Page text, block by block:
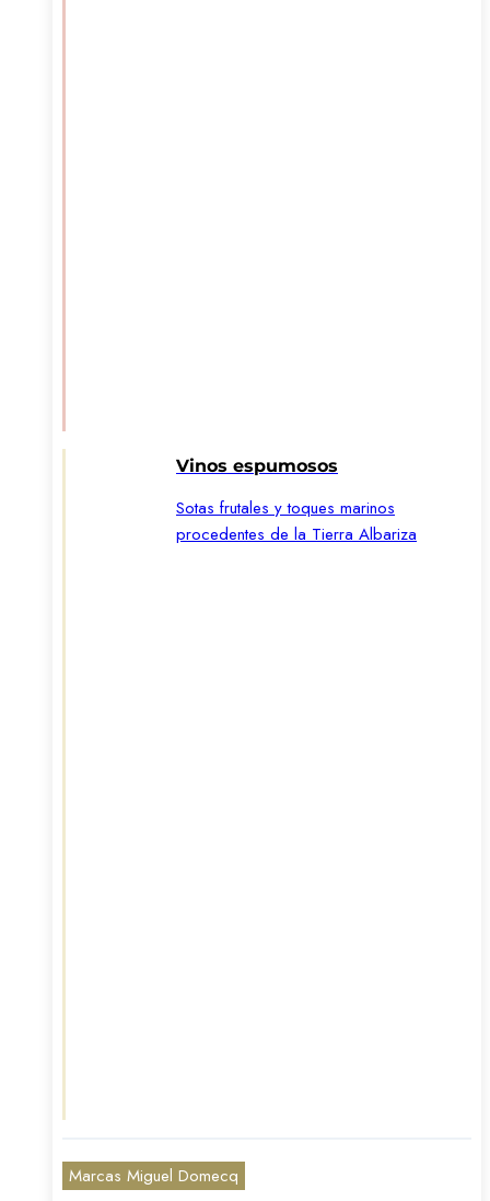
Vinos espumosos
Sotas frutales y toques marinos
procedentes de la Tierra Albariza
Marcas Miguel Domecq